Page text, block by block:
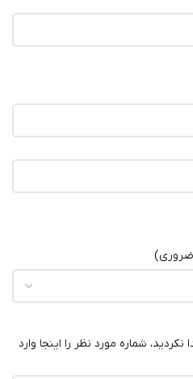
نکردید، شماره مورد نظر را اینجا وارد